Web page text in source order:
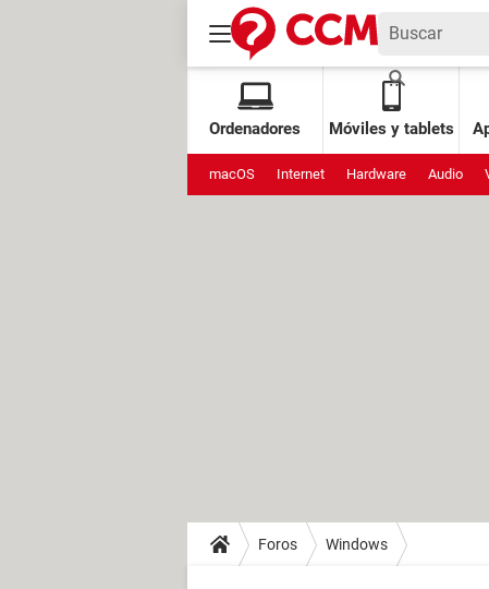
Ordenadores Móviles y tablets
macOS Internet Hardware Audio
Foros Windows